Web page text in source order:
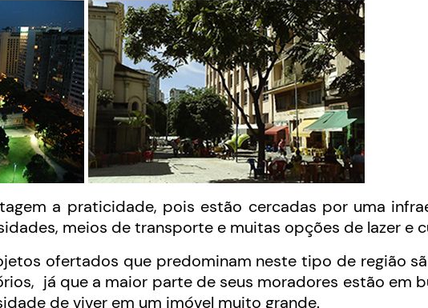
a praticidade, pois estão cercadas por uma
meios de transporte e muitas opções de lazer e
ofertados que predominam neste tipo de região
já que a maior parte de seus moradores estão em
de viver em um imóvel muito grande.